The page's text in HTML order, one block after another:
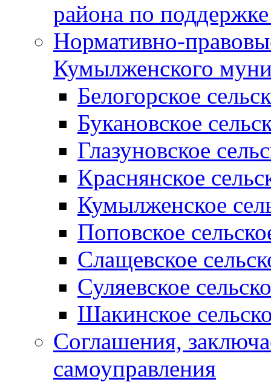
района по
Нормативно-
Кумылженского
Белогорское
Букановское
Глазуновское
Краснянское
Кумылженское
Поповское
Слащевское
Суляевское
Шакинское
Соглашения,
самоуправления